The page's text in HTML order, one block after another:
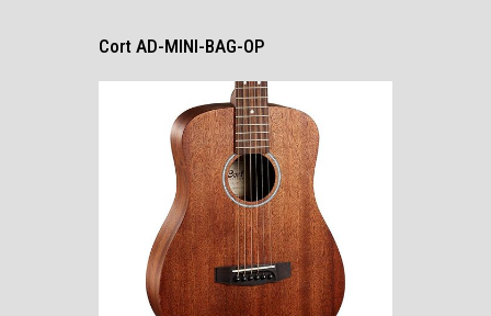
Cort AD-MINI-BAG-OP